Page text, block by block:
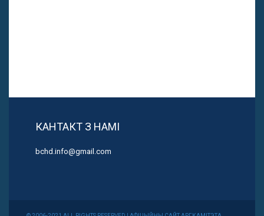
КАНТАКТ З НАМІ
bchd.info@gmail.com